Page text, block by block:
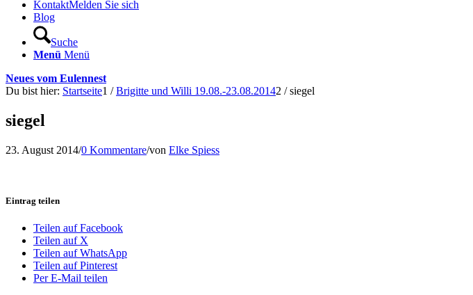
KontaktMelden Sie sich
Blog
Suche
Menü Menü
Neues vom Eulennest
Du bist hier: Startseite1 / Brigitte und Willi 19.08.-23.08.20142 / siegel
siegel
23. August 2014/0 Kommentare/von Elke Spiess
Eintrag teilen
Teilen auf Facebook
Teilen auf X
Teilen auf WhatsApp
Teilen auf Pinterest
Per E-Mail teilen